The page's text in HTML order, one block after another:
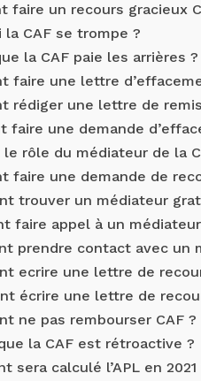
faire un recours gracieux
la CAF se trompe ?
la CAF paie les arrières ?
faire une lettre
rédiger une lettre de
faire une demande
rôle du médiateur de la
faire une demande de
trouver un médiateur
faire appel à un
prendre contact avec un
ecrire une lettre de
écrire une lettre de
ne pas rembourser CAF ?
la CAF est rétroactive ?
sera calculé l’APL en 2021